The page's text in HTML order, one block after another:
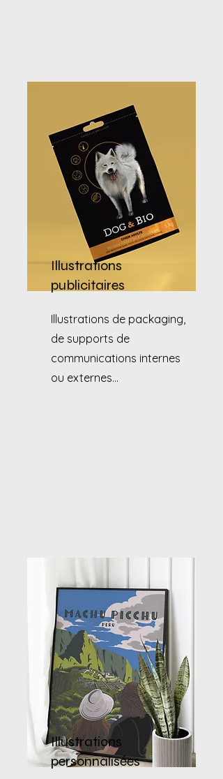
Illustrations
publicitaires
Illustrations de packaging,
de supports de
communications internes
ou externes...
Illustrations
personnalisées